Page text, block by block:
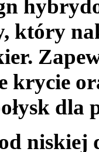
który
krycie
dla
niskiej